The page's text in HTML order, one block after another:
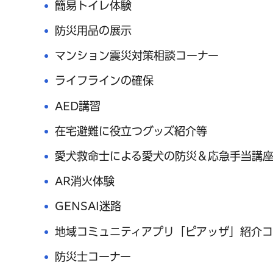
簡易トイレ体験
防災用品の展示
マンション震災対策相談コーナー
ライフラインの確保
AED講習
在宅避難に役立つグッズ紹介等
愛犬救命士による愛犬の防災＆応急手当講座
AR消火体験
GENSAI迷路
地域コミュニティアプリ「ピアッザ」紹介
防災士コーナー